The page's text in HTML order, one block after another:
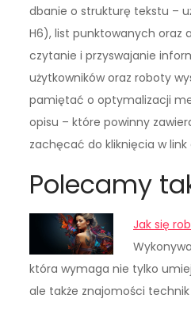
dbanie o strukturę tekstu –
H6), list punktowanych oraz
czytanie i przyswajanie
użytkowników oraz roboty
pamiętać o optymalizacji
opisu – które powinny
zachęcać do kliknięcia w link
Polecamy
Jak się
która wymaga nie tylko
ale także znajomości